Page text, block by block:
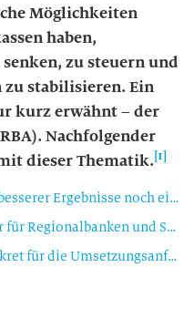
Möglichkeiten
haben,
zu steuern und
stabilisieren. Ein
kurz erwähnt – der
Nachfolgender
dieser Thematik. [1]
Ist Eigenkapital eigentlich trotz besserer Ergebnisse noch ein Engpass?
Warum wird der IRBA attraktiver für Regionalbanken und Sparkassen?
Was bedeutet das aber dann konkret für die Umsetzungsanforderungen?